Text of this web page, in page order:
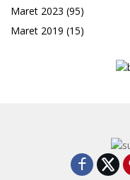
Maret 2023 (95)
Maret 2019 (15)